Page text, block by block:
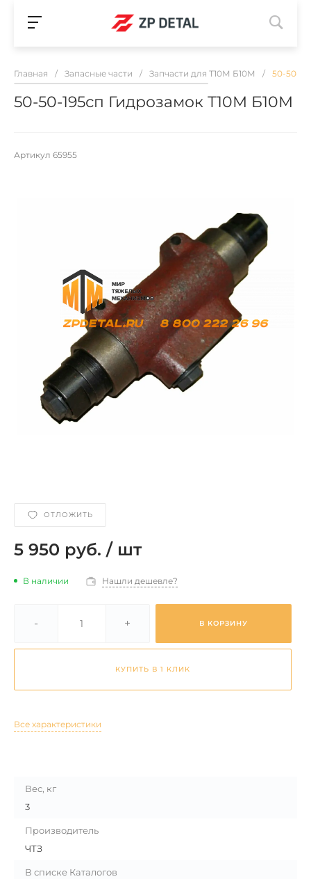
Главная / Запасные части / Запчасти для Т10М Б10М / 50-50-
50-50-195сп Гидрозамок Т10М Б10М
Артикул 65955
ОТЛОЖИТЬ
5 950 руб. / шт
В наличии Нашли дешевле?
- + В КОРЗИНУ
КУПИТЬ В 1 КЛИК
Все характеристики
Вес, кг
3
Производитель
ЧТЗ
В списке Каталогов